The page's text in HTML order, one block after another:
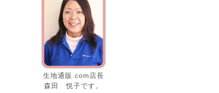
生地通販.com店長
森田 悦子です。